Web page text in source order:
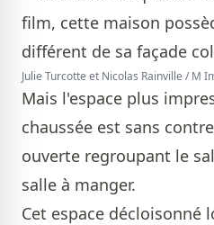
Julie Turcotte et Nicolas Rainville / M
Mais l'espace plus
chaussée est sans
ouverte regroupant le
salle à manger.
Cet espace décloisonné